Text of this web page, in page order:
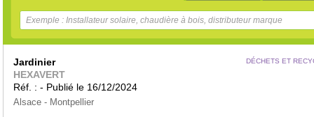
DÉCHETS ET
Jardinier
HEXAVERT
Réf. : - Publié le 16/12/2024
Alsace - Montpellier